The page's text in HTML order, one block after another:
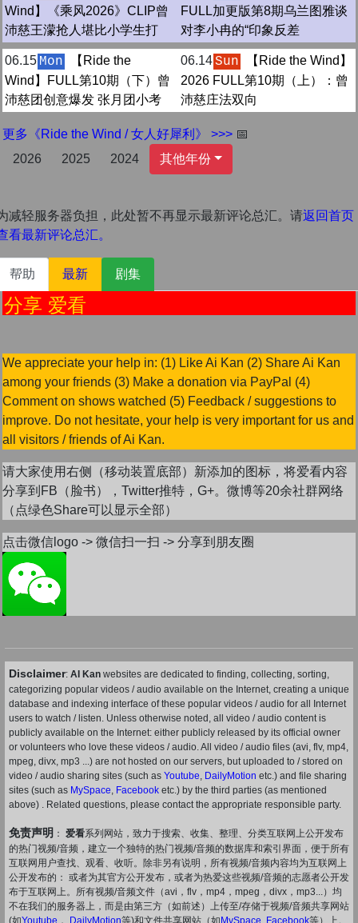
Wind】《乘风2026》CLIP曾
沛慈王濛抢人堪比小学生打
FULL加更版第8期乌兰图雅谈
对李小冉的“印象反差
06.15 Mon
【Ride the
Wind】FULL第10期（下）曾
沛慈团创意爆发 张月团小考
06.14Sun
【Ride the Wind】
2026 FULL第10期（上）：曾
沛慈庄法双向
更多《Ride the Wind / 女人好犀利》 >>> 📅
2026
2025 2024 其他年份
减轻服务器负担，此处暂不再显示最新评论总汇。请返回首页
看最新评论总汇。
帮助 最新 剧集
分享 爱看
We appreciate your help in: (1) Like Ai Kan (2) Share Ai Kan
among your friends (3) Make a donation via PayPal (4)
Comment on shows watched (5) Feedback / suggestions to
improve. Do not hesitate, your help is very important for us and
all visitors / friends of Ai Kan.
请大家使用右侧（移动装置底部）新添加的图标，将爱看内容
分享到FB（脸书），Twitter推特，G+。微博等20余社群网络
（点绿色Share可以显示全部）
点击微信logo -> 微信扫一扫 -> 分享到朋友圈
Disclaimer: AI Kan websites are dedicated to finding, collecting, sorting,
categorizing popular videos / audio available on the Internet, creating a unique
database and indexing interface of these popular videos / audio for all Internet
users to watch / listen. Unless otherwise noted, all video / audio content is
publicly available on the Internet: either publicly released by its official owner
or volunteers who love these videos / audio. All video / audio files (avi, flv, mp4,
mpeg, divx, mp3 ...) are not hosted on our servers, but uploaded to / stored on
video / audio sharing sites (such as Youtube DailyMotion etc.) and file sharing
sites (such as MySpace Facebook etc.) by the third parties (as mentioned
above) . Related questions, please contact the appropriate responsible party.
免责声明 ： 爱看系列网站，致力于搜索、收集、整理、分类互联网上公开发布
的热门视频/音频，建立一个独特的热门视频/音频的数据库和索引界面，便于所有
互联网用户查找、观看、收听。除非另有说明，所有视频/音频内容均为互联网上
公开发布的： 或者为其官方公开发布，或者为热爱这些视频/音频的志愿者公开发
布于互联网上。所有视频/音频文件（avi，flv，mp4，mpeg，divx，mp3...）均
不在我们的服务器上，而是由第三方（如前述）上传至/存储于视频/音频共享网站
(如Youtube ， DailyMotion等)和文件共享网站（如MySpace Facebook等）上。